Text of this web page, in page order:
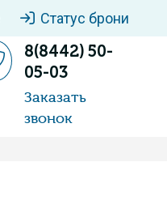
Статус брони
8(8442) 50-
05-03
Заказать
звонок